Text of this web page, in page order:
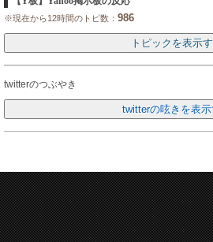
※現在から12時間のトピ数： 986
twitterのつぶやき